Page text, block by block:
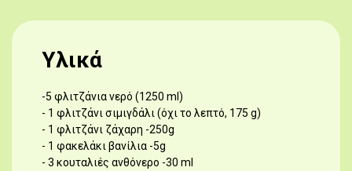
Υλικά
-5 φλιτζάνια νερό (1250 ml)
- 1 φλιτζάνι σιμιγδάλι (όχι το λεπτό, 175 g)
- 1 φλιτζάνι ζάχαρη -250g
- 1 φακελάκι βανίλια -5g
- 3 κουταλιές ανθόνερο -30 ml